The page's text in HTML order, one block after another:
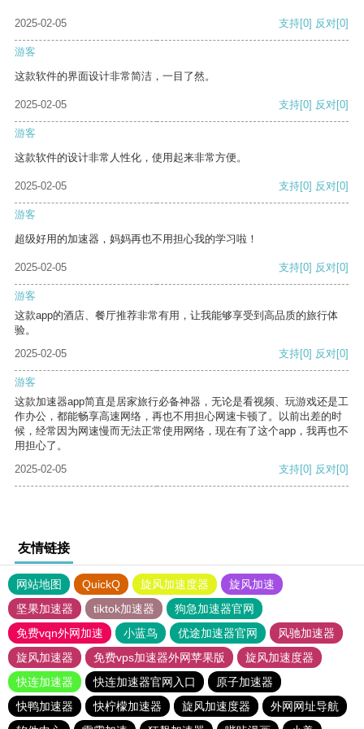
2025-02-05 支持[0] 反对[0]
游客
这款软件的界面设计非常简洁，一目了然。
2025-02-05 支持[0] 反对[0]
游客
这款软件的设计非常人性化，使用起来非常方便。
2025-02-05 支持[0] 反对[0]
游客
超级好用的加速器，妈妈再也不用担心我的学习啦！
2025-02-05 支持[0] 反对[0]
游客
这款app的酒店、餐厅推荐非常有用，让我能够享受到高品质的旅行体
验。
2025-02-05
支持[0] 反对[0]
游客
这款加速器app简直是居家旅行必备神器，无论是看视频、玩游戏还是工
作办公，都能畅享高速网络，再也不用担心网速卡顿了。以前出差的时
候，经常因为网速慢而无法正常使用网络，现在有了这个app，我再也不
用担心了。
2025-02-05
支持[0] 反对[0]
友情链接
网站地图 QuickQ 旋风加速度器
旋风加速
坚果加速器
tiktok加速器
狗急加速器官网
免费vqn外网加速
小蓝鸟 优途加速器官网
风驰加速器
旋风加速器
免费vps加速器外网苹果版
旋风加速度器
快连加速器
快连加速器官网入口
原子加速器
快鸭加速器
快柠檬加速器 旋风加速度器
外网网址导航